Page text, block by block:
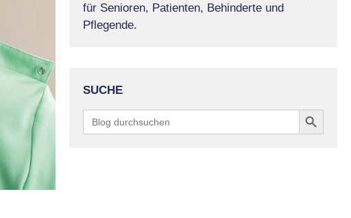
für Senioren, Patienten, Behinderte und
Pflegende.
SUCHE
Search
for:
Search Button